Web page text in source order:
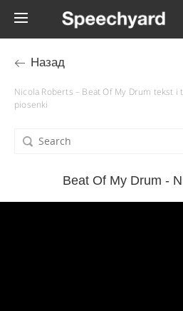
Назад
Nicola Roberts – Beat Of My Drum tekst i
piosenki
Beat Of My Drum -